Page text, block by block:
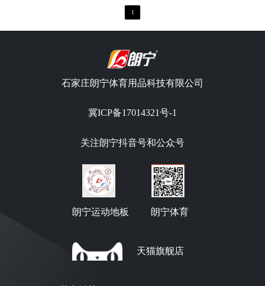
1
石家庄朗宁体育用品科技有限公司
冀ICP备17014321号-1
关注朗宁抖音号和公众号
朗宁运动地板 朗宁体育
天猫旗舰店